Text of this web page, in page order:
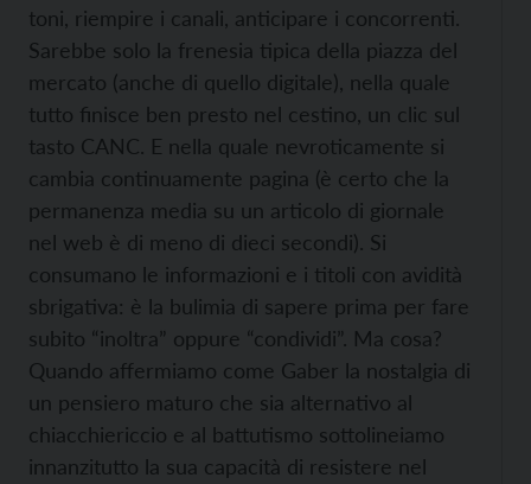
toni, riempire i canali, anticipare i concorrenti.
Sarebbe solo la frenesia tipica della piazza del
mercato (anche di quello digitale), nella quale
tutto finisce ben presto nel cestino, un clic sul
tasto CANC. E nella quale nevroticamente si
cambia continuamente pagina (è certo che la
permanenza media su un articolo di giornale
nel web è di meno di dieci secondi). Si
consumano le informazioni e i titoli con avidità
sbrigativa: è la bulimia di sapere prima per fare
subito “inoltra” oppure “condividi”. Ma cosa?
Quando affermiamo come Gaber la nostalgia di
un pensiero maturo che sia alternativo al
chiacchiericcio e al battutismo sottolineiamo
innanzitutto la sua capacità di resistere nel